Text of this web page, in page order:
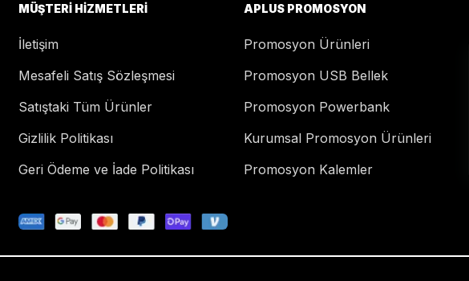
MÜŞTERI HIZMETLERI
İletişim
Mesafeli Satış Sözleşmesi
Satıştaki Tüm Ürünler
Gizlilik Politikası
Geri Ödeme ve İade Politikası
APLUS PROMOSYON
Promosyon Ürünleri
Promosyon USB Bellek
Promosyon Powerbank
Kurumsal Promosyon Ürünleri
Promosyon Kalemler